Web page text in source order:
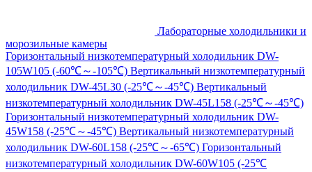
Лабораторные холодильники и
морозильные камеры
Горизонтальный низкотемпературный холодильник DW-
105W105 (-60℃～-105℃) Вертикальный низкотемпературный
холодильник DW-45L30 (-25℃～-45℃) Вертикальный
низкотемпературный холодильник DW-45L158 (-25℃～-45℃)
Горизонтальный низкотемпературный холодильник DW-
45W158 (-25℃～-45℃) Вертикальный низкотемпературный
холодильник DW-60L158 (-25℃～-65℃) Горизонтальный
низкотемпературный холодильник DW-60W105 (-25℃